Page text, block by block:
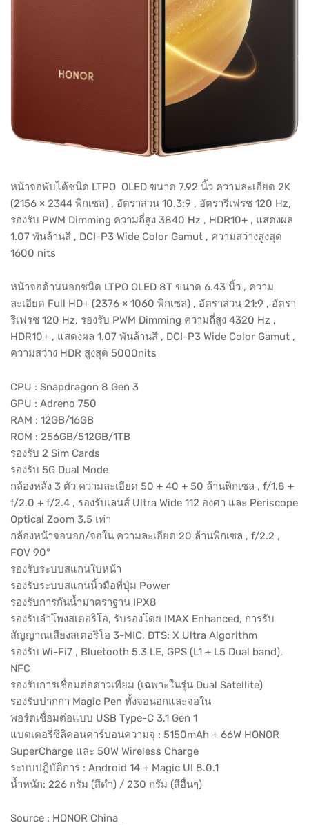
หน้าจอพับได้ชนิด LTPO OLED ขนาด 7.92 นิ้ว ความละเอียด 2K
(2156 × 2344 พิกเซล) , อัตราส่วน 10.3:9 , อัตรารีเฟรช 120 Hz,
รองรับ PWM Dimming ความถี่สูง 3840 Hz , HDR10+ , แสดงผล
1.07 พันล้านสี , DCI-P3 Wide Color Gamut , ความสว่างสูงสุด
1600 nits
หน้าจอด้านนอกชนิด LTPO OLED 8T ขนาด 6.43 นิ้ว , ความ
ละเอียด Full HD+ (2376 × 1060 พิกเซล) , อัตราส่วน 21:9 , อัตรา
รีเฟรช 120 Hz, รองรับ PWM Dimming ความถี่สูง 4320 Hz ,
HDR10+ , แสดงผล 1.07 พันล้านสี , DCI-P3 Wide Color Gamut ,
ความสว่าง HDR สูงสุด 5000nits
CPU : Snapdragon 8 Gen 3
GPU : Adreno 750
RAM : 12GB/16GB
ROM : 256GB/512GB/1TB
รองรับ 2 Sim Cards
รองรับ 5G Dual Mode
กล้องหลัง 3 ตัว ความละเอียด 50 + 40 + 50 ล้านพิกเซล , f/1.8 +
f/2.0 + f/2.4 , รองรับเลนส์ Ultra Wide 112 องศา และ Periscope
Optical Zoom 3.5 เท่า
กล้องหน้าจอนอก/จอใน ความละเอียด 20 ล้านพิกเซล , f/2.2 ,
FOV 90°
รองรับระบบสแกนใบหน้า
รองรับระบบสแกนนิ้วมือที่ปุ่ม Power
รองรับการกันน้ำมาตราฐาน IPX8
รองรับลำโพงสเตอริโอ, รับรองโดย IMAX Enhanced, การรับ
สัญญาณเสียงสเตอริโอ 3-MIC, DTS: X Ultra Algorithm
รองรับ Wi-Fi7 , Bluetooth 5.3 LE, GPS (L1 + L5 Dual band),
NFC
รองรับการเชื่อมต่อดาวเทียม (เฉพาะในรุ่น Dual Satellite)
รองรับปากกา Magic Pen ทั้งจอนอกและจอใน
พอร์ตเชื่อมต่อแบบ USB Type-C 3.1 Gen 1
แบตเตอรี่ซิลิคอนคาร์บอนความจุ : 5150mAh + 66W HONOR
SuperCharge และ 50W Wireless Charge
ระบบปฎิบัติการ : Android 14 + Magic UI 8.0.1
น้ำหนัก: 226 กรัม (สีดำ) / 230 กรัม (สีอื่นๆ)
Source : HONOR China